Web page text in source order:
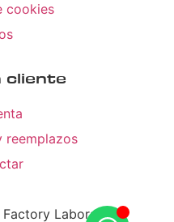
cookies
cliente
reemplazos
Laboral